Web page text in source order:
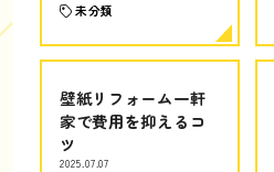
未分類
壁紙リフォーム一軒
家で費用を抑えるコ
ツ
2025.07.07